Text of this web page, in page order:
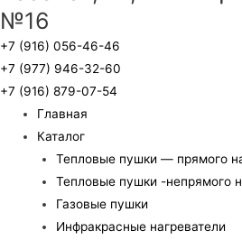
№16
+7 (916) 056-46-46
+7 (977) 946-32-60
+7 (916) 879-07-54
Главная
Каталог
Тепловые пушки — прямого
Тепловые пушки -непрямого
Газовые пушки
Инфракрасные нагреватели